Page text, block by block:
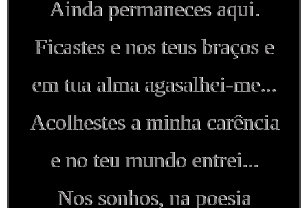
Ainda permaneces aqui.
Ficastes e nos teus braços e
em tua alma agasalhei-me...
Acolhestes a minha carência
e no teu mundo entrei...
Nos sonhos, na poesia